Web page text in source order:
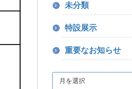
未分類
特設展示
重要なお知らせ